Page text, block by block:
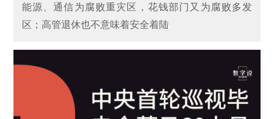
能源、通信为腐败重灾区，花钱部门又为腐败多发
区；高管退休也不意味着安全着陆